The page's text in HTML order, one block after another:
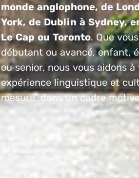
monde anglophone, de
York, de Dublin à Sydney,
Le Cap ou Toronto. Que
débutant ou avancé, enfant,
ou senior, nous vous aidons
expérience linguistique et
mesure, dans un cadre